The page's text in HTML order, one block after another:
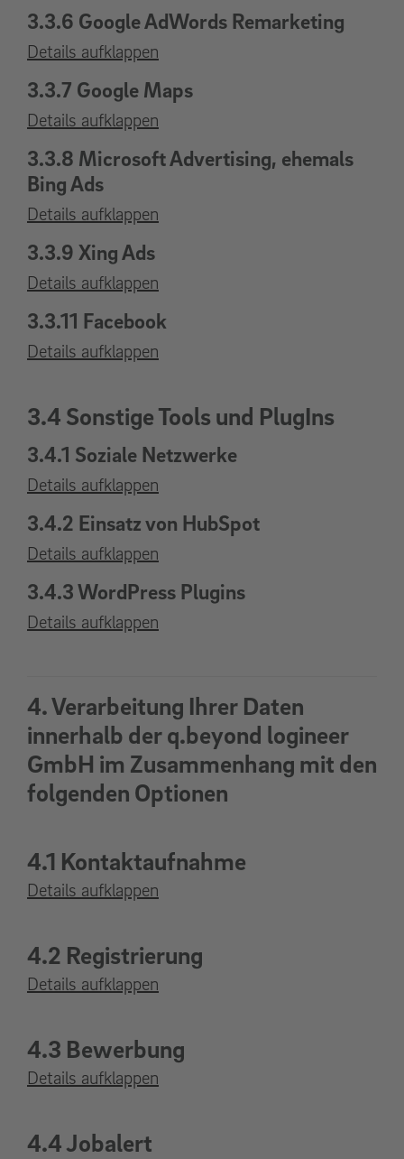
3.3.6 Google AdWords Remarketing
Details aufklappen
3.3.7 Google Maps
Details aufklappen
3.3.8 Microsoft Advertising, ehemals
Bing Ads
Details aufklappen
3.3.9 Xing Ads
Details aufklappen
3.3.11 Facebook
Details aufklappen
3.4 Sonstige Tools und PlugIns
3.4.1 Soziale Netzwerke
Details aufklappen
3.4.2 Einsatz von HubSpot
Details aufklappen
3.4.3 WordPress Plugins
Details aufklappen
4. Verarbeitung Ihrer Daten
innerhalb der q.beyond logineer
GmbH im Zusammenhang mit den
folgenden Optionen
4.1 Kontaktaufnahme
Details aufklappen
4.2 Registrierung
Details aufklappen
4.3 Bewerbung
Details aufklappen
4.4 Jobalert